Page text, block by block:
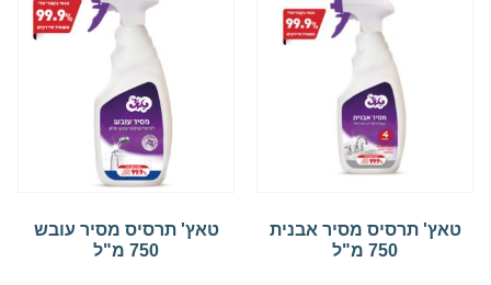
טאץ' תרסיס מסיר אבנית
750 מ"ל
טאץ' תרסיס מסיר עובש
750 מ"ל